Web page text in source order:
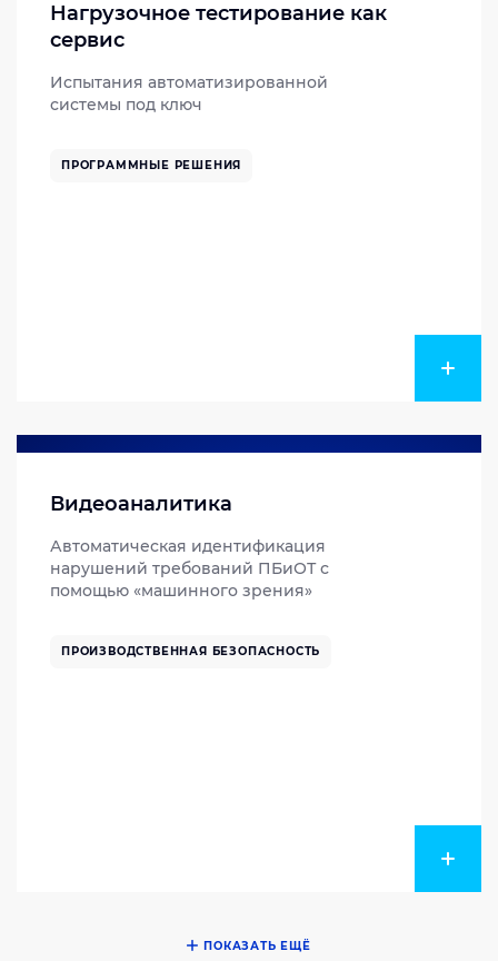
Нагрузочное тестирование как
сервис
Испытания автоматизированной
системы под ключ
ПРОГРАММНЫЕ РЕШЕНИЯ
Видеоаналитика
Автоматическая идентификация
нарушений требований ПБиОТ с
помощью «машинного зрения»
ПРОИЗВОДСТВЕННАЯ БЕЗОПАСНОСТЬ
ПОКАЗАТЬ ЕЩЁ